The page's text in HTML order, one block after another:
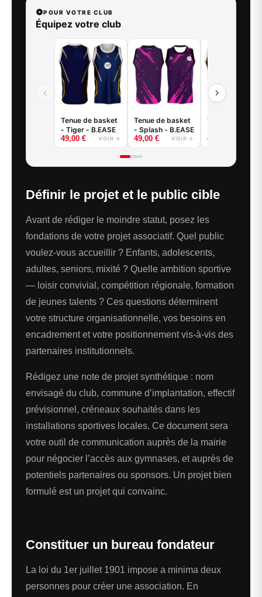
POUR VOTRE CLUB
Équipez votre club
Tenue de basket
- Tiger - B.EASE
49,00 € VOIR →
Tenue de basket
- Splash - B.EASE
49,00 € VOIR →
Tenue de
- Claw - B.EASE
49,00
Définir le projet et le public cible
Avant de rédiger le moindre statut, posez les
fondations de votre projet associatif. Quel public
voulez-vous accueillir ? Enfants, adolescents,
adultes, seniors, mixité ? Quelle ambition sportive
— loisir convivial, compétition régionale, formation
de jeunes talents ? Ces questions déterminent
votre structure organisationnelle, vos besoins en
encadrement et votre positionnement vis-à-vis des
partenaires institutionnels.
Rédigez une note de projet synthétique : nom
envisagé du club, commune d’implantation, effectif
prévisionnel, créneaux souhaités dans les
installations sportives locales. Ce document sera
votre outil de communication auprès de la mairie
pour négocier l’accès aux gymnases, et auprès de
potentiels partenaires ou sponsors. Un projet bien
formulé est un projet qui convainc.
Constituer un bureau fondateur
La loi du 1er juillet 1901 impose a minima deux
personnes pour créer une association. En